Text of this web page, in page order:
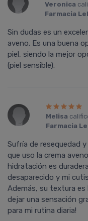
Veronica
Farmacia
Sin dudas es un
aveno. Es una buena
piel, siendo la mejor
(piel sensible).
Melisa
Farmacia
Sufría de resequedad
que uso la crema
hidratación es
desaparecido y mi
Además, su textura es
dejar una sensación
para mi rutina diaria!